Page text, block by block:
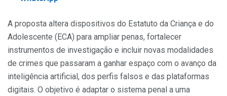
A proposta altera dispositivos do Estatuto da Criança e do
Adolescente (ECA) para ampliar penas, fortalecer
instrumentos de investigação e incluir novas modalidades
de crimes que passaram a ganhar espaço com o avanço da
inteligência artificial, dos perfis falsos e das plataformas
digitais. O objetivo é adaptar o sistema penal a uma